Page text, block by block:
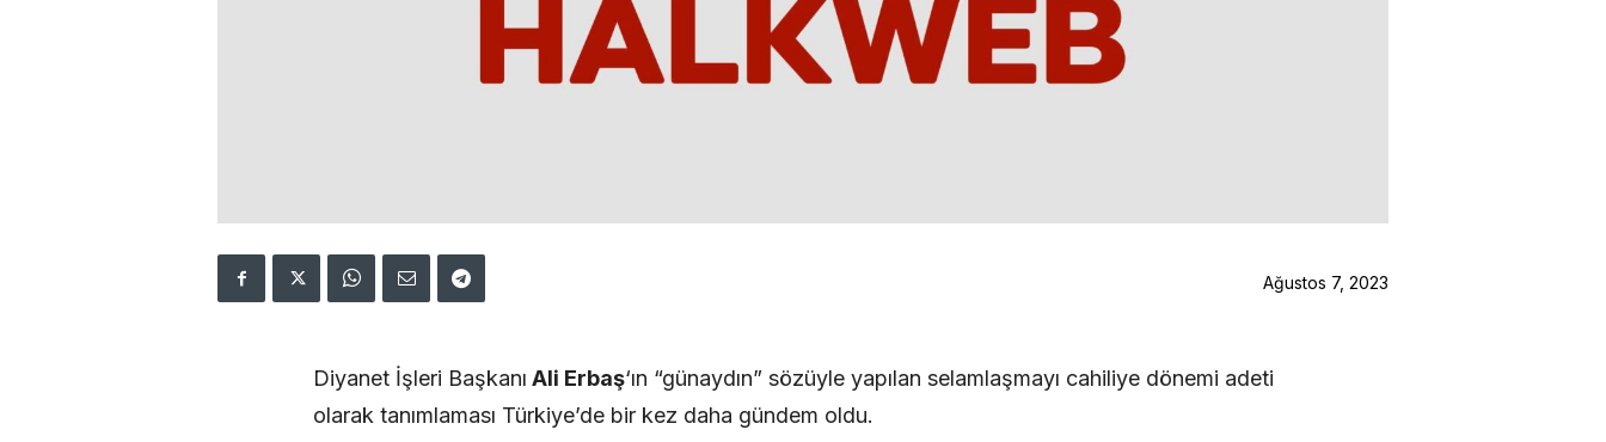
Ağustos 7, 2023
Diyanet İşleri Başkanı Ali Erbaş‘ın “günaydın” sözüyle yapılan selamlaşmayı cahiliye dönemi adeti
olarak tanımlaması Türkiye’de bir kez daha gündem oldu.